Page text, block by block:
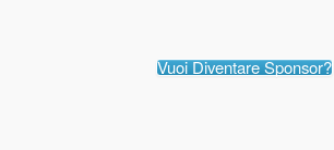
Vuoi Diventare Sponsor?